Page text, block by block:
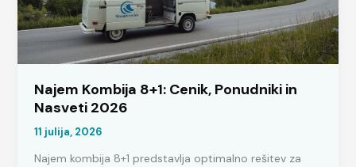
&
Ponudniki
Najem Kombija 8+1: Cenik, Ponudniki in
Nasveti 2026
11 julija, 2026
Najem kombija 8+1 predstavlja optimalno rešitev za